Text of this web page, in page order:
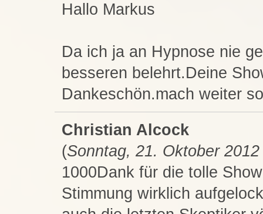
Hallo Markus
Da ich ja an Hypnose nie
besseren belehrt.Deine
Dankeschön.mach weiter
Christian Alcock
(Sonntag, 21. Oktober
1000Dank für die tolle
Stimmung wirklich